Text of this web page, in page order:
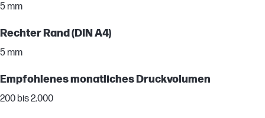
5 mm
Rechter Rand (DIN A4)
5 mm
Empfohlenes monatliches Druckvolumen
200 bis 2.000